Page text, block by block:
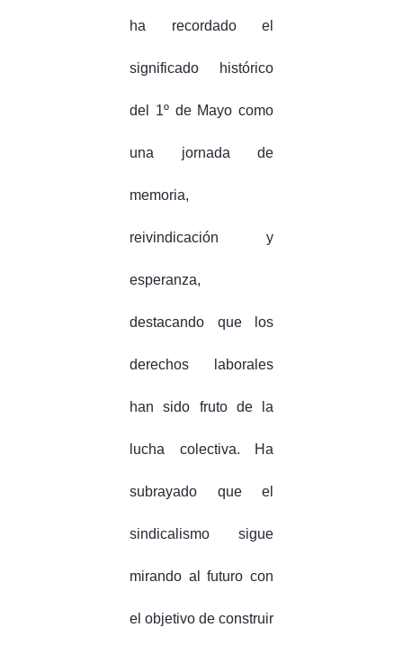
ha recordado el
significado histórico
del 1º de Mayo como
una jornada de
memoria,
reivindicación y
esperanza,
destacando que los
derechos laborales
han sido fruto de la
lucha colectiva. Ha
subrayado que el
sindicalismo sigue
mirando al futuro con
el objetivo de construir